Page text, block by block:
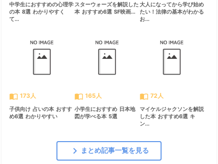
中学生におすすめの心理学
の本 8選 わかりやすく
て...
スターウォーズを解説した
本 おすすめ6選 SF映画...
大人になってから学び始め
たい！法律の基本がわかる
お...
import_contacts 173人
子供向け 占いの本 おすす
め6選 わかりやすい
import_contacts 165人
小学生におすすめ 日本地
図が学べる本 5選
import_contacts 72人
マイケルジャクソンを解説
した本 おすすめ6選 キ
ン...
chevron_right まとめ記事一覧を見る